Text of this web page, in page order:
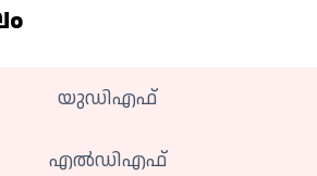
യുഡിഎഫ്
എല്‍ഡിഎഫ്